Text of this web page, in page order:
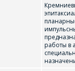
работы в